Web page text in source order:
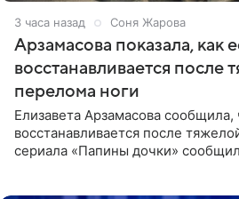
3 часа назад Соня Жарова
Арзамасова показала, как
восстанавливается после
перелома ноги
Елизавета Арзамасова
восстанавливается после
сериала «Папины дочки»